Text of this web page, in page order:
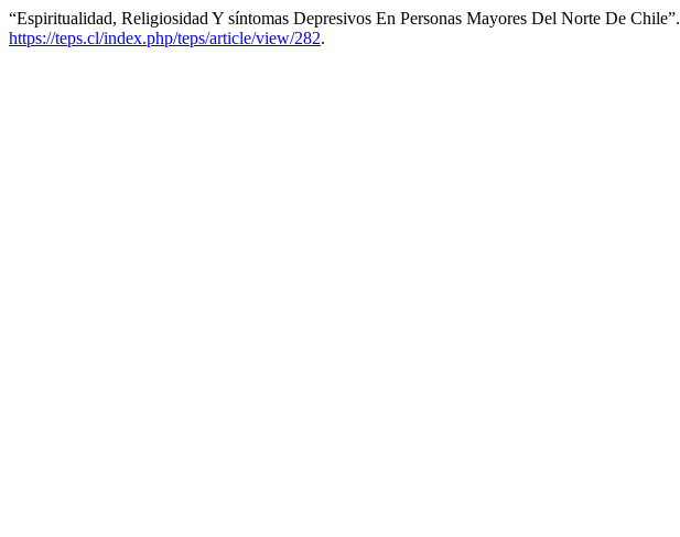
“Espiritualidad, Religiosidad Y síntomas Depresivos En Personas Mayores Del Norte De Chile”.
https://teps.cl/index.php/teps/article/view/282.